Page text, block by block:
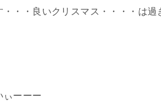
・・良いクリスマス・・・・は過
ぃーーー